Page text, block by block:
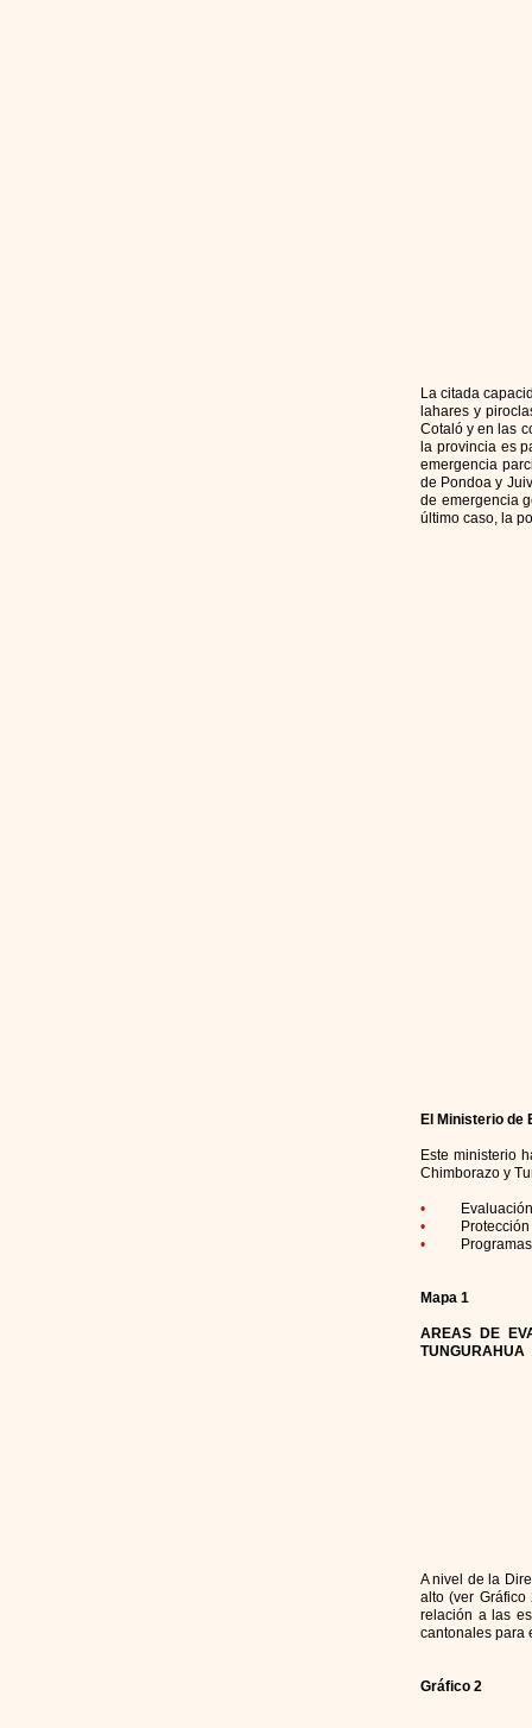
La citada
lahares y
Cotaló y en las
la provincia es
emergencia
de Pondoa y
de emergencia
último caso, la
El Ministerio de
Este ministerio
Chimborazo y
•
•
•
Mapa 1
AREAS DE
TUNGURAHUA
A nivel de la
alto (ver
relación a las
cantonales para
Gráfico 2